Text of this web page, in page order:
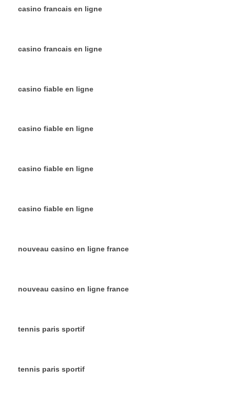
casino francais en ligne
casino francais en ligne
casino fiable en ligne
casino fiable en ligne
casino fiable en ligne
casino fiable en ligne
nouveau casino en ligne france
nouveau casino en ligne france
tennis paris sportif
tennis paris sportif